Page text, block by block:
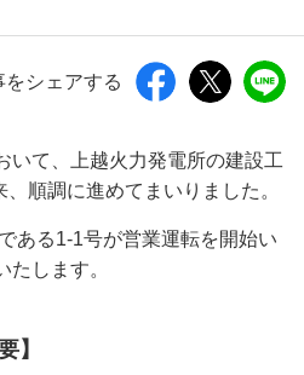
をシェアする
いて、上越火力発電所の建設工
順調に進めてまいりました。
ある1-1号が営業運転を開始い
します。
】